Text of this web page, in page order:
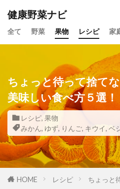
健康野菜ナビ
全て 野菜 果物 レシピ 家
ちょっと待って捨て
美味しい食べ方５選！
レシピ, 果物
みかん, ゆず, りんご, キウイ, ベ
HOME レシピ ちょっと